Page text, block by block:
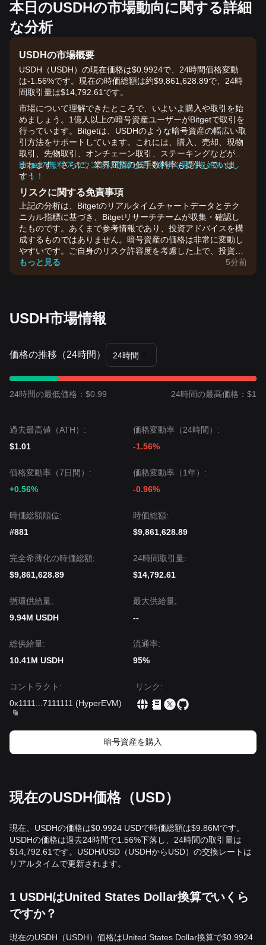
本日のUSDHの市場動向に関する詳細
な分析
USDHの市場概要
USDH（USDH）の現在価格は$0.9924で、24時間価格変動
は-1.56%です。現在の時価総額は約$9,861,628.89で、24時
間取引量は$14,792.61です。
市場について理解できたところで、いよいよ購入や取引を始
めましょう。1億人以上の暗号資産ユーザーがBitgetで取引を
行っています。Bitgetは、USDHのような暗号資産の幅広い取
引方法をサポートしています。これには、購入、売却、現物
取引、先物取引、オンチェーン取引、ステーキングなどが含
まれます。さらに、業界屈指の低手数料率も提供していま
す！
Bitgetの無料アカウントに登録して、今すぐ取引を始めまし
ょう！
リスクに関する免責事項
上記の分析は、Bitgetのリアルタイムチャートデータとテク
ニカル指標に基づき、Bitgetリサーチチームが収集・確認し
たものです。あくまで参考情報であり、投資アドバイスを構
成するものではありません。暗号資産の価格は非常に変動し
やすいです。ご自身のリスク許容度を考慮した上で、投資判
断を行ってください。
もっと見る 5分前
USDH市場情報
価格の推移（24時間） 24時間
24時間の最低価格：$0.99 24時間の最高価格：$1
過去最高値（ATH）:
$1.01
価格変動率（24時間）:
-1.56%
価格変動率（7日間）:
+0.56%
価格変動率（1年）:
-0.96%
時価総額順位:
#881
時価総額:
$9,861,628.89
完全希薄化の時価総額:
$9,861,628.89
24時間取引量:
$14,792.61
循環供給量:
9.94M USDH
‌最大供給量:
--
‌総供給量:
10.41M USDH
流通率:
95%
コントラクト :
0x1111
7111111 (HyperEVM)
リンク:
暗号資産を購入
現在のUSDH価格（USD）
現在、USDHの価格は$0.9924 USDで時価総額は$9.86Mです。
USDHの価格は過去24時間で1.56%下落し、24時間の取引量は
$14,792.61です。USDH/USD（USDHからUSD）の交換レートは
リアルタイムで更新されます。
1 USDHはUnited States Dollar換算でいくら
ですか？
現在のUSDH（USDH）価格はUnited States Dollar換算で$0.9924